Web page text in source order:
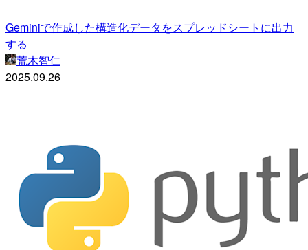
Geminiで作成した構造化データをスプレッドシートに出力
する
荒木智仁
2025.09.26